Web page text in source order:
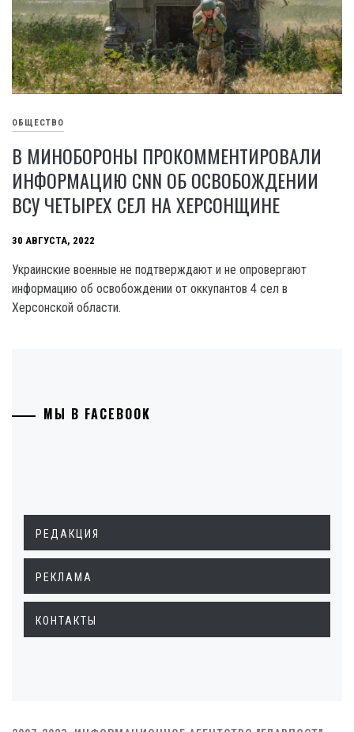
ОБЩЕСТВО
В МИНОБОРОНЫ ПРОКОММЕНТИРОВАЛИ
ИНФОРМАЦИЮ CNN ОБ ОСВОБОЖДЕНИИ
ВСУ ЧЕТЫРЕХ СЕЛ НА ХЕРСОНЩИНЕ
30 АВГУСТА, 2022
Украинские военные не подтверждают и не опровергают
информацию об освобождении от оккупантов 4 сел в
Херсонской области.
МЫ В FACEBOOK
РЕДАКЦИЯ
РЕКЛАМА
КОНТАКТЫ